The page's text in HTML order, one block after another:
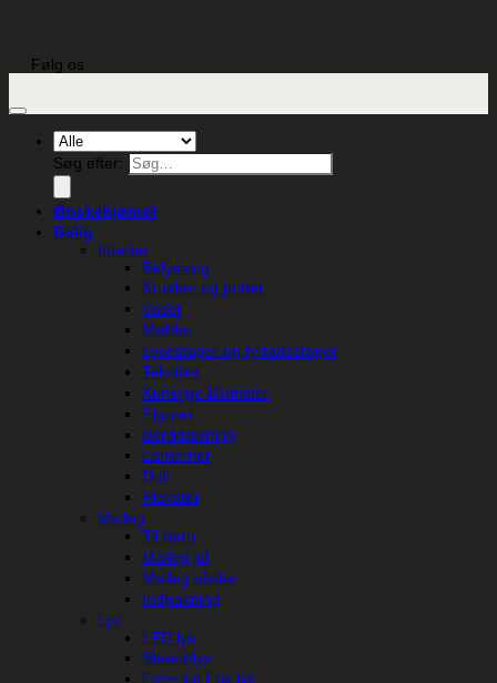
Følg os
Søg efter:
Ønskehjørnet
Bolig
Interiør
Belysning
Krukker og potter
Vaser
Møbler
Lysestager og fyrfadsstager
Tekstiler
Kunstige Blomster
Figurer
Borddækning
Lanterner
Duft
Plakater
Maileg
Til børn
Maileg jul
Maileg påske
Indpakning
Lys
LED lys
Stearinlys
Ester og Erik lys